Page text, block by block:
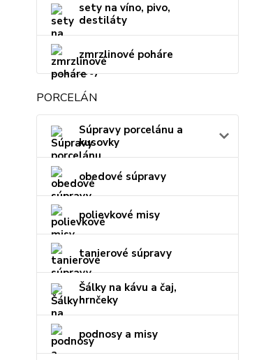
sety na víno, pivo,
destiláty
zmrzlinové poháre
PORCELÁN
Súpravy porcelánu a
kusovky
obedové súpravy
polievkové misy
tanierové súpravy
Šálky na kávu a čaj,
hrnčeky
podnosy a misy